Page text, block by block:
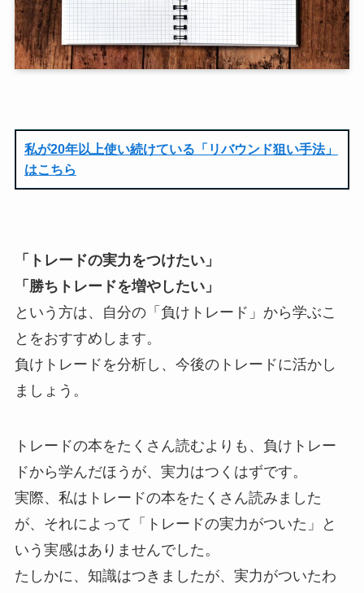
私が20年以上使い続けている「リバウンド狙い手法」
はこちら
「トレードの実力をつけたい」
「勝ちトレードを増やしたい」
という方は、自分の「負けトレード」から学ぶこ
とをおすすめします。
負けトレードを分析し、今後のトレードに活かし
ましょう。
トレードの本をたくさん読むよりも、負けトレー
ドから学んだほうが、実力はつくはずです。
実際、私はトレードの本をたくさん読みました
が、それによって「トレードの実力がついた」と
いう実感はありませんでした。
たしかに、知識はつきましたが、実力がついたわ